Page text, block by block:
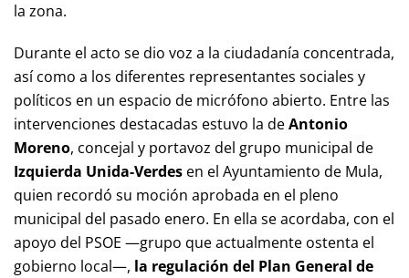
la zona.
Durante el acto se dio voz a la ciudadanía concentrada,
así como a los diferentes representantes sociales y
políticos en un espacio de micrófono abierto. Entre las
intervenciones destacadas estuvo la deAntonio
Moreno, concejal y portavoz del grupo municipal de
Izquierda Unida-Verdes en el Ayuntamiento de Mula,
quien recordó su moción aprobada en el pleno
municipal del pasado enero. En ella se acordaba, con el
apoyo del PSOE —grupo que actualmente ostenta el
gobierno local—, la regulación del Plan General de